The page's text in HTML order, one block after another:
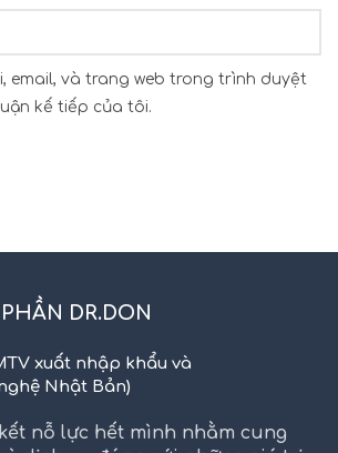
email, và trang web trong trình duyệt
kế tiếp của tôi.
DR.DON
xuất nhập khẩu và
Nhật Bản)
nỗ lực hết mình nhằm cung